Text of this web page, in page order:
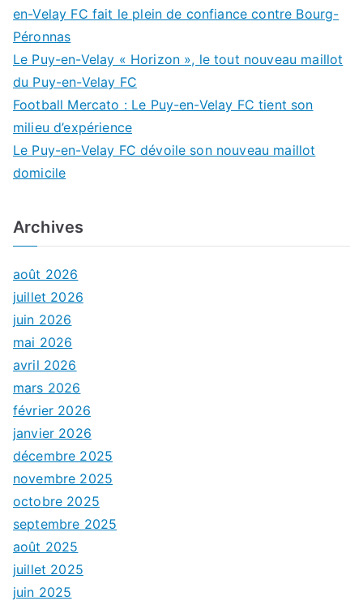
en-Velay FC fait le plein de confiance contre Bourg-
Péronnas
Le Puy-en-Velay « Horizon », le tout nouveau maillot
du Puy-en-Velay FC
Football Mercato : Le Puy-en-Velay FC tient son
milieu d’expérience
Le Puy-en-Velay FC dévoile son nouveau maillot
domicile
Archives
août 2026
juillet 2026
juin 2026
mai 2026
avril 2026
mars 2026
février 2026
janvier 2026
décembre 2025
novembre 2025
octobre 2025
septembre 2025
août 2025
juillet 2025
juin 2025